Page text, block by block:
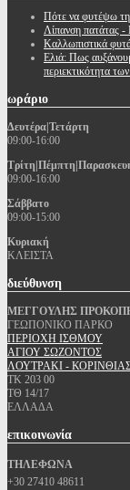
Πότε να φυτέψω
Λίπανση πατάτας -
Καλλωπιστικά
Ελιά: Πως
περιεκτικότητα
ωράριο
Δευτέρα|Τετάρτη
09:00-16:00
09:00-16:00
Σάββατο
09:00-15:00
Κυριακή
ΚΛΕΙΣΤΑ
διεύθυνση
ΜΕΓΓΟΥΛΗΣ
ΓΕΩΠΟΝΙΚΟ ΠΑΡΚΟ
ΠΕΡΙΟΧΗ ΙΣΘΜΟΥ
ΑΓΙΟΥ ΣΩΖΟΝΤΟΣ
ΛΟΥΤΡΑΚΙ -
ΤΚ 203 00
ΤΘ 14/17
ΕΛΛΑΔΑ
επικοινωνία
ΤΗΛΕΦΩΝΑ
+30 27410 48611